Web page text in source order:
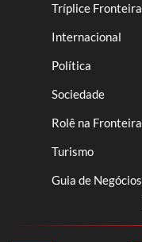
Tríplice Fronteira
Internacional
Política
Sociedade
Rolê na Fronteira
Turismo
Guia de Negócios